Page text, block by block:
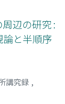
辺の研究 :
と半順序
講究録 ,